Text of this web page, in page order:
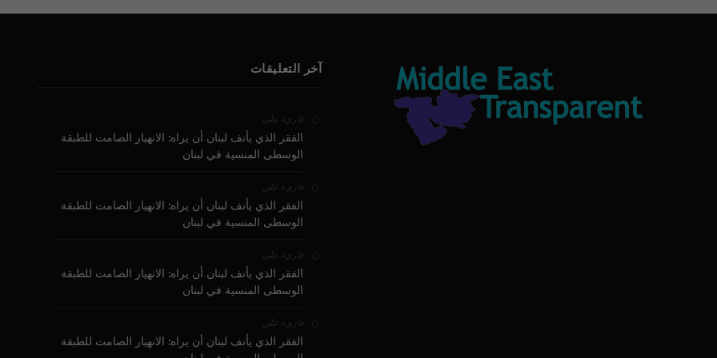
آخر التعليقات
قارىء على
الفقر الذي يأنف لبنان أن يراه: الانهيار الصامت للطبقة
الوسطى المنسية في لبنان
قارىء على
الفقر الذي يأنف لبنان أن يراه: الانهيار الصامت للطبقة
الوسطى المنسية في لبنان
قارىء على
الفقر الذي يأنف لبنان أن يراه: الانهيار الصامت للطبقة
الوسطى المنسية في لبنان
قارىء على
الفقر الذي يأنف لبنان أن يراه: الانهيار الصامت للطبقة